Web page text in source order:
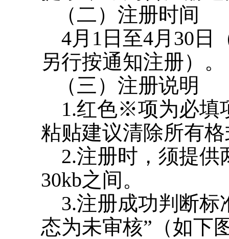
（二）注册时间
4月1日至4月30日
另行按通知注册）。
（三）注册说明
1.红色※项为必填
粘贴建议清除所有
2.注册时，须提供
30kb之间。
3.注册成功判断标
态为未审核”（如下